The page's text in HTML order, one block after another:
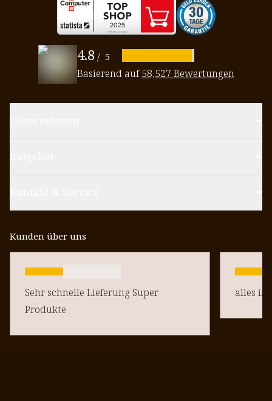
4.8 / 5
Basierend auf58,527 Bewertungen
Kunden über uns
Sehr schnelle Lieferung Super
Produkte
alles in